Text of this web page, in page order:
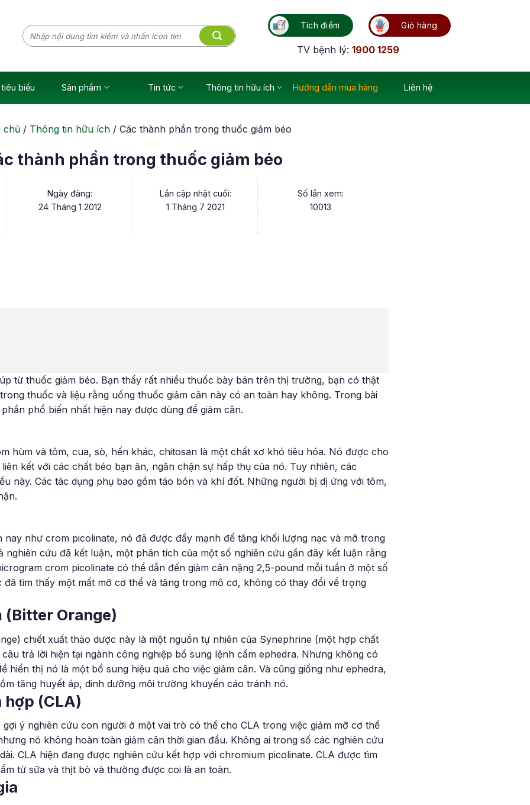
Tìm
kiếm:
Tích điểm Giỏ hàng
TV bệnh lý: 1900 1259
biểu Sản phẩm Tin tức Thông tin hữu ích Hướng dẫn mua hàng Liên hệ
chủ/ Thông tin hữu ích/ Các thành phần trong thuốc giảm béo
thành phần trong thuốc giảm béo
Ngày đăng:
24 Tháng 1 2012
Lần cập nhật cuối:
1 Tháng 7 2021
Số lần xem:
10013
từ thuốc giảm béo. Bạn thấy rất nhiều thuốc bày bán trên thị trường, bạn có thật
thuốc và liệu rằng uống thuốc giảm cân này có an toàn hay không. Trong bài
phổ biến nhất hiện nay được dùng để giảm cân.
hùm và tôm, cua, sò, hến khác, chitosan là một chất xơ khó tiêu hóa. Nó được cho
kết với các chất béo bạn ăn, ngăn chặn sự hấp thụ của nó. Tuy nhiên, các
này. Các tác dụng phụ bao gồm táo bón và khí đốt. Những người bị dị ứng với tôm,
nay như crom picolinate, nó đã được đẩy mạnh để tăng khối lượng nạc và mỡ trong
nghiên cứu đã kết luận, một phân tích của một số nghiên cứu gần đây kết luận rằng
crom picolinate có thể dẫn đến giảm cân nặng 2,5-pound mỗi tuần ở một số
đã tìm thấy một mất mỡ cơ thể và tăng trong mô cơ, không có thay đổi về trọng
Orange)
chiết xuất thảo dược này là một nguồn tự nhiên của Synephrine (một hợp chất
trả lời hiện tại ngành công nghiệp bổ sung lệnh cấm ephedra. Nhưng không có
hiển thị nó là một bổ sung hiệu quả cho việc giảm cân. Và cũng giống như ephedra,
tăng huyết áp, dinh dưỡng môi trường khuyến cáo tránh nó.
hợp (CLA)
gợi ý nghiên cứu con người ở một vai trò có thể cho CLA trong việc giảm mỡ cơ thể
nó không hoàn toàn giảm cân thời gian đầu. Không ai trong số các nghiên cứu
CLA hiện đang được nghiên cứu kết hợp với chromium picolinate. CLA được tìm
từ sữa và thịt bò và thường được coi là an toàn.